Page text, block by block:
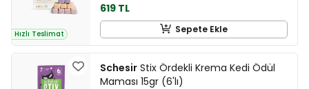
Hızlı Teslimat
619 TL
Sepete Ekle
Schesir Stix Ördekli Krema Kedi Ödül
Maması 15gr (6'lı)